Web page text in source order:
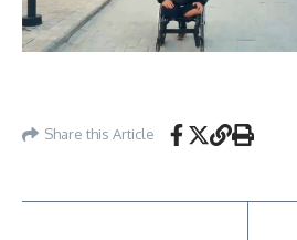
Share this Article